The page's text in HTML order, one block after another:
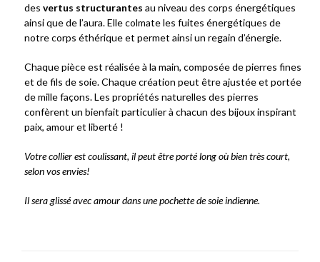
des vertus structurantes au niveau des corps énergétiques
ainsi que de l’aura. Elle colmate les fuites énergétiques de
notre corps éthérique et permet ainsi un regain d’énergie.
Chaque pièce est réalisée à la main, composée de pierres fines
et de fils de soie. Chaque création peut être ajustée et portée
de mille façons. Les propriétés naturelles des pierres
confèrent un bienfait particulier à chacun des bijoux inspirant
paix, amour et liberté !
Votre collier est coulissant, il peut être porté long où bien très court,
selon vos envies!
Il sera glissé avec amour dans une pochette de soie indienne.